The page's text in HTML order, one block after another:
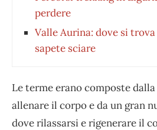
perdere
Valle Aurina: dove si
sapete sciare
Le terme erano composte dalla
allenare il corpo e da un gran
dove rilassarsi e rigenerare il